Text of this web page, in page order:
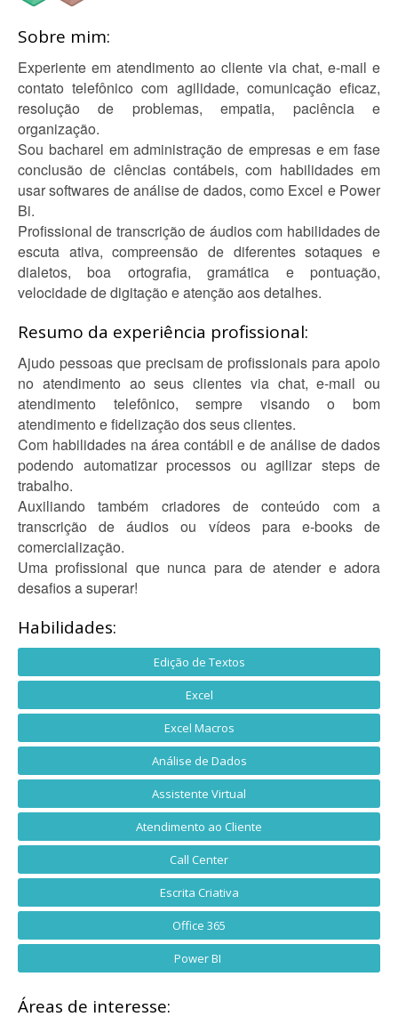
Sobre mim:
Experiente em atendimento ao cliente via chat, e-mail e
contato telefônico com agilidade, comunicação eficaz,
resolução de problemas, empatia, paciência e
organização.
Sou bacharel em administração de empresas e em fase
conclusão de ciências contábeis, com habilidades em
usar softwares de análise de dados, como Excel e Power
Bi.
Profissional de transcrição de áudios com habilidades de
escuta ativa, compreensão de diferentes sotaques e
dialetos, boa ortografia, gramática e pontuação,
velocidade de digitação e atenção aos detalhes.
Resumo da experiência profissional:
Ajudo pessoas que precisam de profissionais para apoio
no atendimento ao seus clientes via chat, e-mail ou
atendimento telefônico, sempre visando o bom
atendimento e fidelização dos seus clientes.
Com habilidades na área contábil e de análise de dados
podendo automatizar processos ou agilizar steps de
trabalho.
Auxiliando também criadores de conteúdo com a
transcrição de áudios ou vídeos para e-books de
comercialização.
Uma profissional que nunca para de atender e adora
desafios a superar!
Habilidades:
Edição de Textos
Excel
Excel Macros
Análise de Dados
Assistente Virtual
Atendimento ao Cliente
Call Center
Escrita Criativa
Office 365
Power BI
Áreas de interesse: